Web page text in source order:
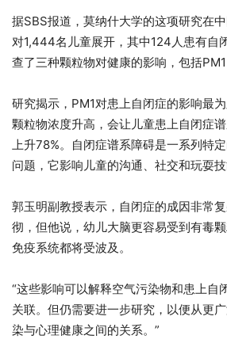
据SBS报道，莫纳什大学的这项研究在
对1,444名儿童展开，其中124人患有自
查了三种颗粒物对健康的影响，包括PM1
研究揭示，PM1对患上自闭症的影响最
颗粒物浓度升高，会让儿童患上自闭症
上升78%。自闭症谱系障碍是一系列特
问题，它影响儿童的沟通、社交和玩耍技
郭玉明副教授表示，自闭症的成因非常
彻，但他说，幼儿大脑更容易受到有毒
免疫系统都将受波及。
“这些影响可以解释空气污染物和患上自
关联。但仍需要进一步研究，以便从更
染与心理健康之间的关系。”